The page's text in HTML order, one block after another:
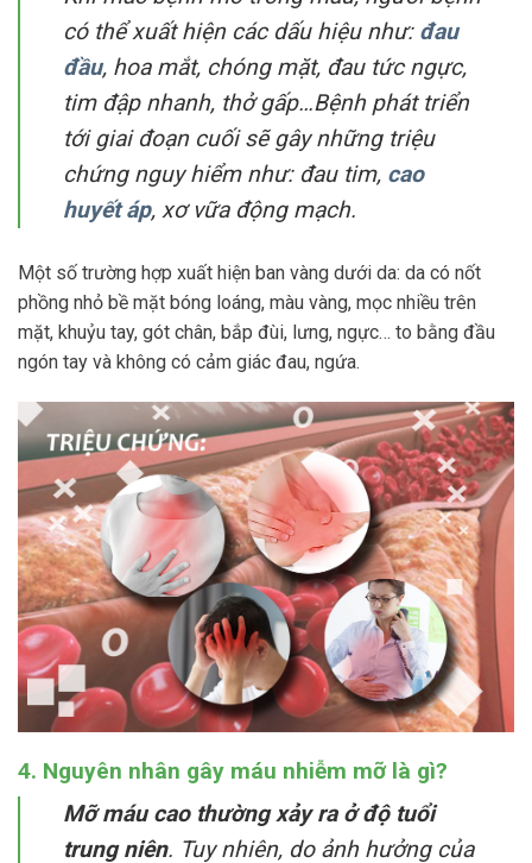
có thể xuất hiện các dấu hiệu như: đau
đầu, hoa mắt, chóng mặt, đau tức ngực,
tim đập nhanh, thở gấp…Bệnh phát triển
tới giai đoạn cuối sẽ gây những triệu
chứng nguy hiểm như: đau tim, cao
huyết áp, xơ vữa động mạch.
Một số trường hợp xuất hiện ban vàng dưới da: da có nốt
phồng nhỏ bề mặt bóng loáng, màu vàng, mọc nhiều trên
mặt, khuỷu tay, gót chân, bắp đùi, lưng, ngực… to bằng đầu
ngón tay và không có cảm giác đau, ngứa.
4. Nguyên nhân gây máu nhiễm mỡ là gì?
Mỡ máu cao thường xảy ra ở độ tuổi
trung niên. Tuy nhiên, do ảnh hưởng của